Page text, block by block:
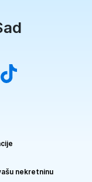
nekretninu